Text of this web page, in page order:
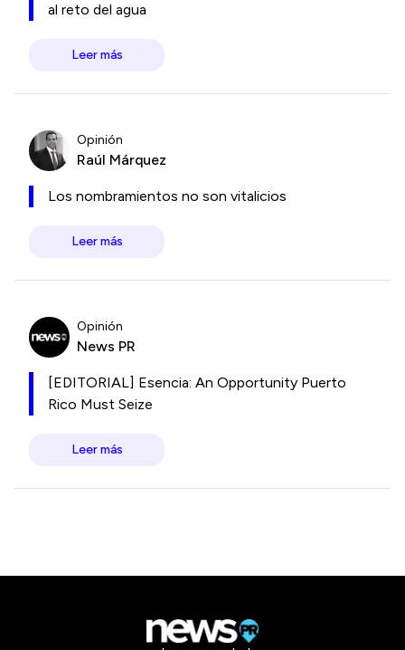
al reto del agua
Leer más
Opinión
Raúl Márquez
Los nombramientos no son vitalicios
Leer más
Opinión
News PR
[EDITORIAL] Esencia: An Opportunity Puerto
Rico Must Seize
Leer más